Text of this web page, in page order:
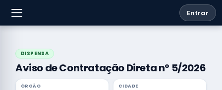
Entrar
DISPENSA
Aviso de Contratação Direta nº 5/2026
ÓRGÃO CIDADE